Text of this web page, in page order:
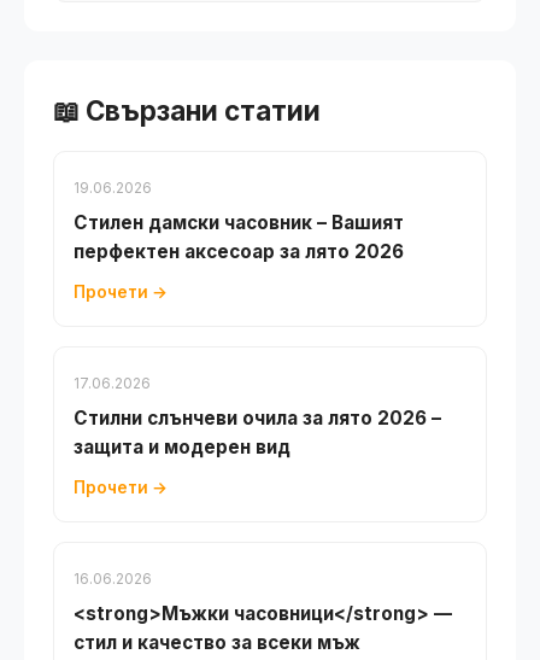
📖 Свързани статии
19.06.2026
Стилен дамски часовник – Вашият
перфектен аксесоар за лято 2026
Прочети →
17.06.2026
Стилни слънчеви очила за лято 2026 –
защита и модерен вид
Прочети →
16.06.2026
<strong>Мъжки часовници</strong> —
стил и качество за всеки мъж